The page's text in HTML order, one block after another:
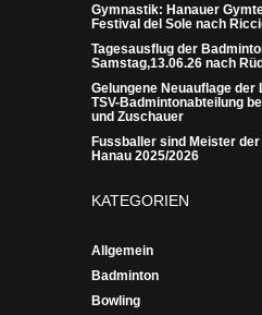
Gymnastik: Hanauer
Festival del Sole nach
Tagesausflug der
Samstag,13.06.26 nach
Gelungene Neuauflage der
TSV-Badmintonabteilung
und Zuschauer
Fussballer sind Meister
Hanau 2025/2026
KATEGORIEN
Allgemein
Badminton
Bowling